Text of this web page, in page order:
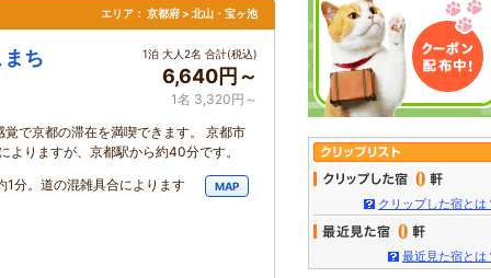
エリア： 京都府 > 北山・宝ヶ池
ち 1泊 大人2名 合計(税込)
6,640円～
1名 3,320円～
で京都の滞在を満喫できます。 京都市
よりますが、京都駅から約40分です。
1分。道の混雑具合によります
MAP 0
クリップした宿とは
0
最近見た宿とは